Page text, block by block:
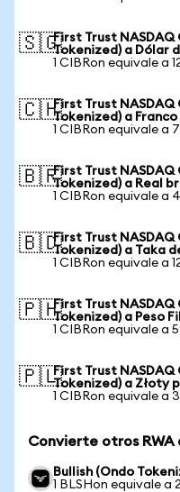
🇸🇬First Trust
Tokenized) a Dólar
1 CIBRon equivale a
🇨🇭First Trust
Tokenized) a Franco
1 CIBRon equivale a
🇧🇷First Trust
Tokenized) a Real
1 CIBRon equivale a
🇧🇩First Trust
Tokenized) a Taka
1 CIBRon equivale a
🇵🇭First Trust
Tokenized) a Peso
1 CIBRon equivale a
🇵🇱First Trust
Tokenized) a Złoty
1 CIBRon equivale a
Convierte otros RWA
Bullish (Ondo
1 BLSHon equivale a